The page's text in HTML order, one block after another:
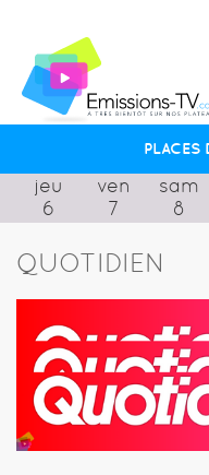
PLACES
jeu
6
ven
7
sam
8
QUOTIDIEN